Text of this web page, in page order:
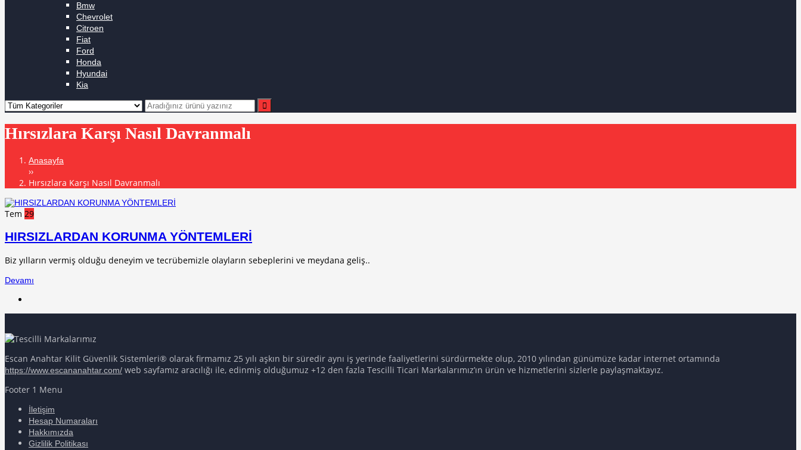
Bmw
Chevrolet
Citroen
Fiat
Ford
Honda
Hyundai
Kia
Hırsızlara Karşı Nasıl Davranmalı
Anasayfa
››
Hırsızlara Karşı Nasıl Davranmalı
Tem 29
HIRSIZLARDAN KORUNMA YÖNTEMLERİ
Biz yılların vermiş olduğu deneyim ve tecrübemizle olayların sebeplerini ve meydana geliş..
Devamı
Escan Anahtar Kilit Güvenlik Sistemleri® olarak firmamız 25 yılı aşkın bir süredir aynı iş yerinde faaliyetlerini sürdürmekte olup, 2010 yılından günümüze kadar internet ortamında
https://www.escananahtar.com/ web sayfamız aracılığı ile, edinmiş olduğumuz +12 den fazla Tescilli Ticari Markalarımız’ın ürün ve hizmetlerini sizlerle paylaşmaktayız.
Footer 1 Menu
İletişim
Hesap Numaraları
Hakkımızda
Gizlilik Politikası